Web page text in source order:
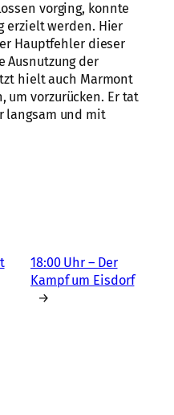
vorging, konnte
erzielt werden. Hier
Hauptfehler dieser
Ausnutzung der
hielt auch Marmont
um vorzurücken. Er tat
langsam und mit
18:00 Uhr – Der
Kampf um Eisdorf
→